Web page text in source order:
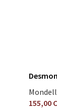
155,00